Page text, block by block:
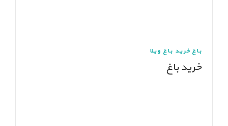
باغ خرید باغ ویلا
خرید باغ